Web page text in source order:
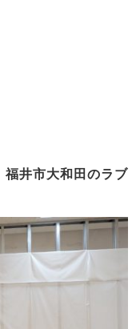
福井市大和田のラブ